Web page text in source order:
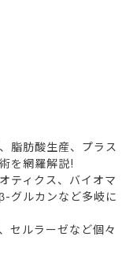
脂肪酸生産、プラス
を網羅解説!
ティクス、バイオマ
グルカンなど多岐に
セルラーゼなど個々